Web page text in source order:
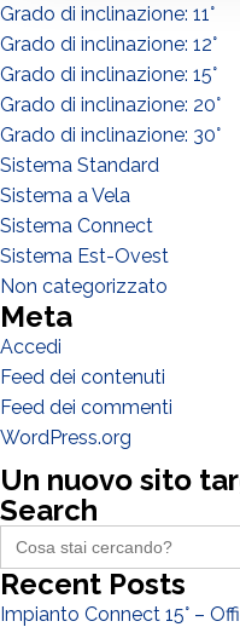
Grado di inclinazione: 11°
Grado di inclinazione: 12°
Grado di inclinazione: 15°
Grado di inclinazione: 20°
Grado di inclinazione: 30°
Sistema Standard
Sistema a Vela
Sistema Connect
Sistema Est-Ovest
Non categorizzato
Meta
Accedi
Feed dei contenuti
Feed dei commenti
WordPress.org
Un nuovo sito
Search
Search
for:
Recent Posts
Impianto Connect 15° –
DI COSA DI OCCUPI?*